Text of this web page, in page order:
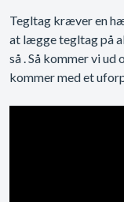
Tegltag kræver en
at lægge tegltag på
så . Så kommer vi
kommer med et